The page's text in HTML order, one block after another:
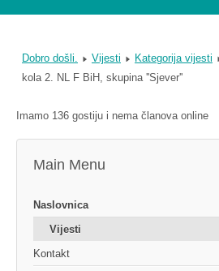
Dobro došli. Vijesti Kategorija vijesti
kola 2. NL F BiH, skupina ''Sjever''
Imamo 136 gostiju i nema članova online
Main Menu
Naslovnica
Vijesti
Kontakt